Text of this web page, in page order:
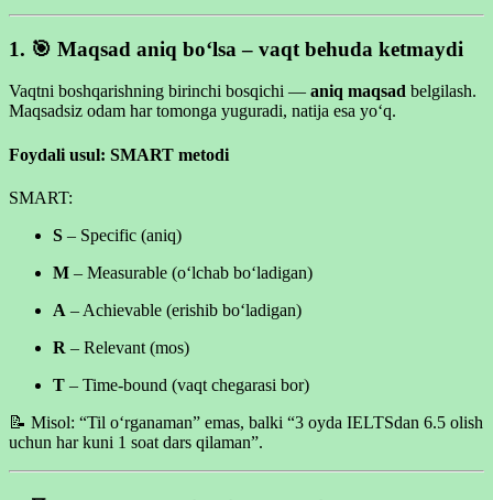
1. 🎯 Maqsad aniq bo‘lsa – vaqt behuda ketmaydi
Vaqtni boshqarishning birinchi bosqichi — aniq maqsad belgilash.
Maqsadsiz odam har tomonga yuguradi, natija esa yo‘q.
Foydali usul: SMART metodi
SMART:
S – Specific (aniq)
M – Measurable (o‘lchab bo‘ladigan)
A – Achievable (erishib bo‘ladigan)
R – Relevant (mos)
T – Time-bound (vaqt chegarasi bor)
📝 Misol: “Til o‘rganaman” emas, balki “3 oyda IELTSdan 6.5 olish
uchun har kuni 1 soat dars qilaman”.